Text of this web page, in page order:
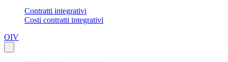
Contratti integrativi
Costi contratti integrativi
OIV